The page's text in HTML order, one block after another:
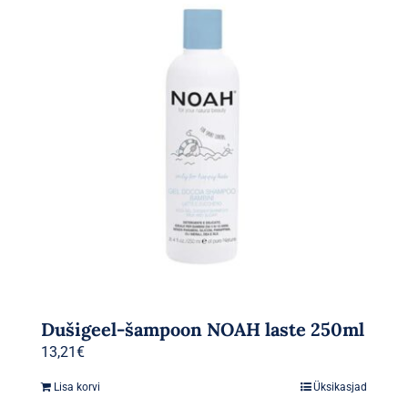
Dušigeel-šampoon NOAH laste 250ml
13,21€
Lisa korvi Üksikasjad